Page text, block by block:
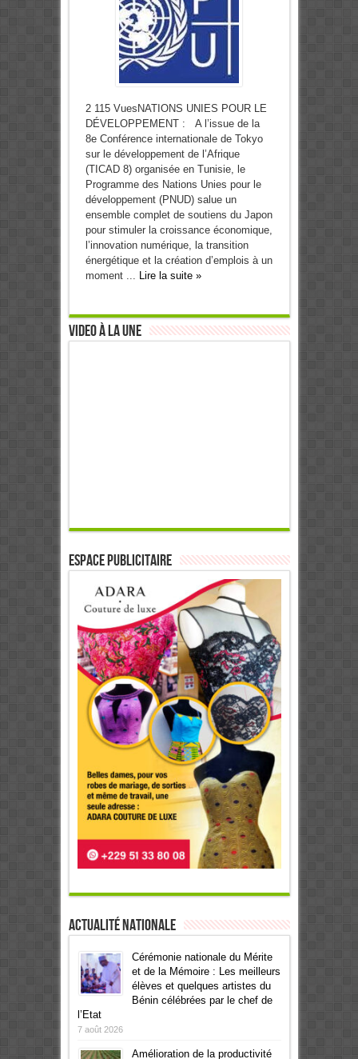
2 115 VuesNATIONS UNIES POUR LE
DÉVELOPPEMENT : A l’issue de la
8e Conférence internationale de Tokyo
sur le développement de l’Afrique
(TICAD 8) organisée en Tunisie, le
Programme des Nations Unies pour le
développement (PNUD) salue un
ensemble complet de soutiens du Japon
pour stimuler la croissance économique,
l’innovation numérique, la transition
énergétique et la création d’emplois à un
moment ... Lire la suite »
Video à la Une
ESPACE PUBLICITAIRE
Actualité Nationale
Cérémonie nationale du Mérite
et de la Mémoire : Les meilleurs
élèves et quelques artistes du
Bénin célébrées par le chef de
l’Etat
7 août 2026
Amélioration de la productivité